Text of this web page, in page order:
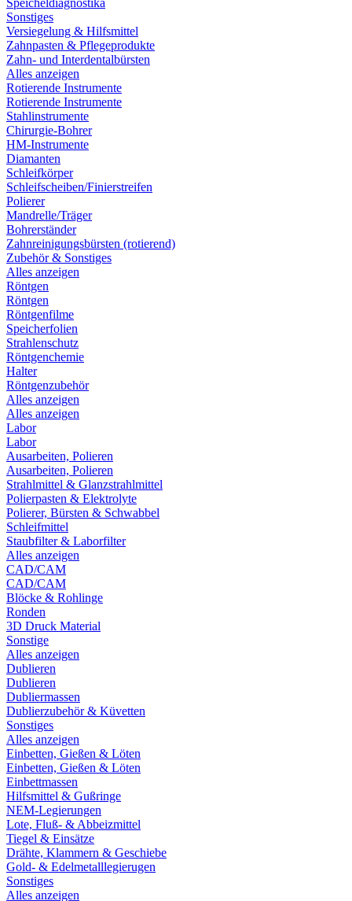
Speicheldiagnostika
Sonstiges
Versiegelung & Hilfsmittel
Zahnpasten & Pflegeprodukte
Zahn- und Interdentalbürsten
Alles anzeigen
Rotierende Instrumente
Rotierende Instrumente
Stahlinstrumente
Chirurgie-Bohrer
HM-Instrumente
Diamanten
Schleifkörper
Schleifscheiben/Finierstreifen
Polierer
Mandrelle/Träger
Bohrerständer
Zahnreinigungsbürsten (rotierend)
Zubehör & Sonstiges
Alles anzeigen
Röntgen
Röntgen
Röntgenfilme
Speicherfolien
Strahlenschutz
Röntgenchemie
Halter
Röntgenzubehör
Alles anzeigen
Alles anzeigen
Labor
Labor
Ausarbeiten, Polieren
Ausarbeiten, Polieren
Strahlmittel & Glanzstrahlmittel
Polierpasten & Elektrolyte
Polierer, Bürsten & Schwabbel
Schleifmittel
Staubfilter & Laborfilter
Alles anzeigen
CAD/CAM
CAD/CAM
Blöcke & Rohlinge
Ronden
3D Druck Material
Sonstige
Alles anzeigen
Dublieren
Dublieren
Dubliermassen
Dublierzubehör & Küvetten
Sonstiges
Alles anzeigen
Einbetten, Gießen & Löten
Einbetten, Gießen & Löten
Einbettmassen
Hilfsmittel & Gußringe
NEM-Legierungen
Lote, Fluß- & Abbeizmittel
Tiegel & Einsätze
Drähte, Klammern & Geschiebe
Gold- & Edelmetalllegierugen
Sonstiges
Alles anzeigen